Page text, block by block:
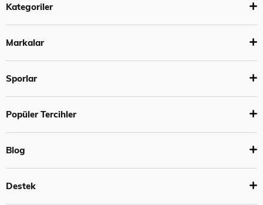
Kategoriler
Markalar
Sporlar
Popüler Tercihler
Blog
Destek